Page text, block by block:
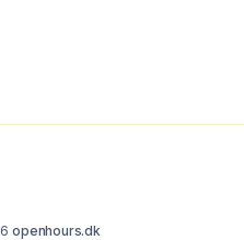
openhours.dk